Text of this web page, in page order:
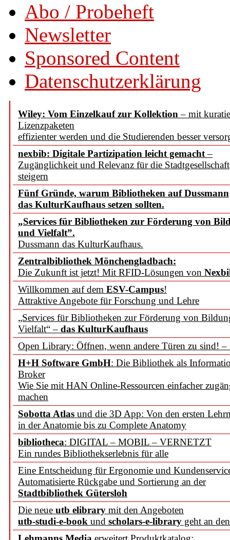
Abo / Probeheft
Newsletter
Sponsored Content
Datenschutzerklärung
Wiley: Vom Einzelkauf zur Kollektion – mit
Lizenzpaketen
effizienter werden und die Studierenden besser
nexbib: Digitale Partizipation leicht gemacht–
Zugänglichkeit und Relevanz für die Stadtgesellschaft
steigern
Fünf Gründe, warum Bibliotheken auf Dussmann
das KulturKaufhaus setzen sollten.
„Services für Bibliotheken zur Förderung von
und Vielfalt”.
Dussmann das KulturKaufhaus.
Zentralbibliothek Mönchengladbach:
Die Zukunft ist jetzt! Mit RFID-Lösungen von
Willkommen auf dem ESV-Campus!
Attraktive Angebote für Forschung und Lehre
„Services für Bibliotheken zur Förderung von
Vielfalt“ – das KulturKaufhaus
Open Library: Öffnen, wenn andere Türen zu sind! –
H+H Software GmbH: Die Bibliothek als
Broker
Wie Sie mit HAN Online-Ressourcen einfacher
machen
Sobotta Atlas und die 3D App: Von den ersten
in der Anatomie bis zu Complete Anatomy
bibliotheca: DIGITAL – MOBIL – VERNETZT
Ein rundes Bibliothekserlebnis für alle
Eine Entscheidung für Ergonomie und
Automatisierte Rückgabe und Sortierung an der
Stadtbibliothek Gütersloh
Die neue utb elibrary mit den Angeboten
utb-studi-e-book und scholars-e-library geht an